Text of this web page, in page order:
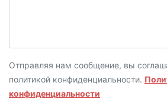
Отправляя нам сообщение, вы
политикой конфиденциальности.
конфиденциальности